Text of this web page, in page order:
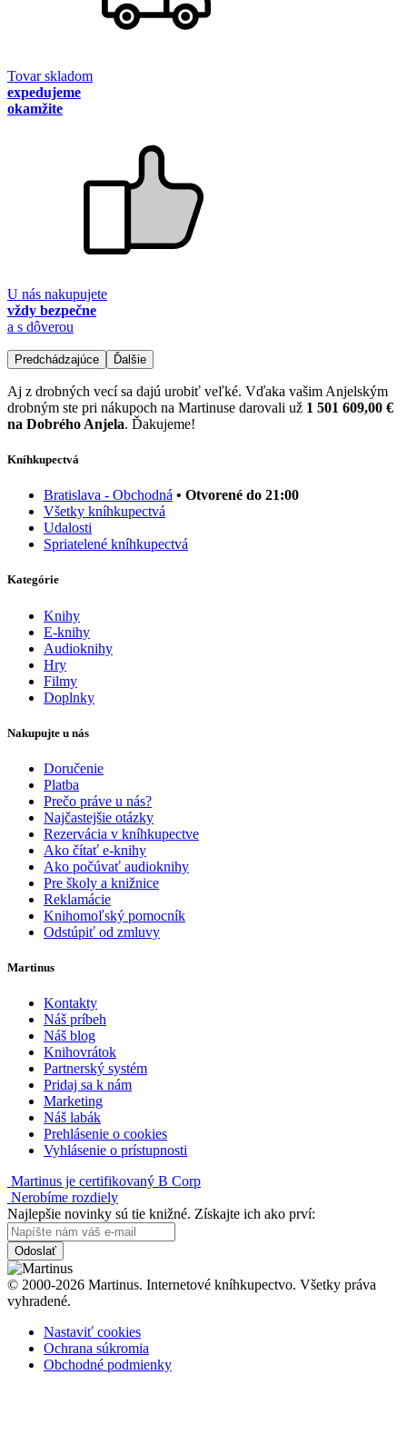
Tovar skladom
expedujeme
okamžite
U nás nakupujete
vždy bezpečne
a s dôverou
Predchádzajúce Ďalšie
Aj z drobných vecí sa dajú urobiť veľké. Vďaka vašim Anjelským
drobným ste pri nákupoch na Martinuse darovali už 1 501 609,00 €
na Dobrého Anjela. Ďakujeme!
Kníhkupectvá
Bratislava - Obchodná • Otvorené do 21:00
Všetky kníhkupectvá
Udalosti
Spriatelené kníhkupectvá
Kategórie
Knihy
E-knihy
Audioknihy
Hry
Filmy
Doplnky
Nakupujte u nás
Doručenie
Platba
Prečo práve u nás?
Najčastejšie otázky
Rezervácia v kníhkupectve
Ako čítať e-knihy
Ako počúvať audioknihy
Pre školy a knižnice
Reklamácie
Knihomoľský pomocník
Odstúpiť od zmluvy
Martinus
Kontakty
Náš príbeh
Náš blog
Knihovrátok
Partnerský systém
Pridaj sa k nám
Marketing
Náš labák
Prehlásenie o cookies
Vyhlásenie o prístupnosti
Martinus je certifikovaný B Corp
Nerobíme rozdiely
Najlepšie novinky sú tie knižné. Získajte ich ako prví:
Odoslať
© 2000-2026 Martinus. Internetové kníhkupectvo. Všetky práva
vyhradené.
Nastaviť cookies
Ochrana súkromia
Obchodné podmienky